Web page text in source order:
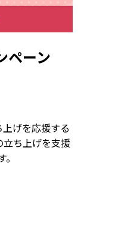
ペーン
げを応援する
立ち上げを支援